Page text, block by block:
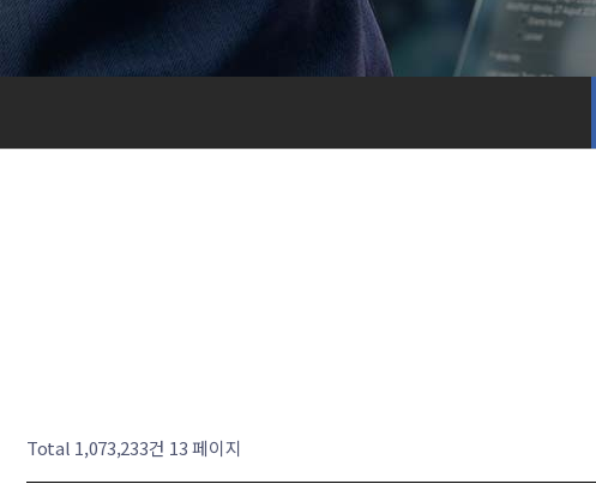
오시는 길
Total 1,073,233건 13 페이지